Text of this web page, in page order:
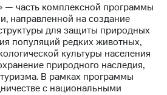
— часть комплексной программы
направленной на создание
для защиты природных
популяций редких животных,
культуры населения
природного наследия,
В рамках программы
с национальными